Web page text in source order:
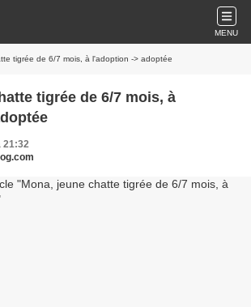
MENU
tigrée de 6/7 mois, à l'adoption -> adoptée
tigrée de 6/7 mois, à
21:32